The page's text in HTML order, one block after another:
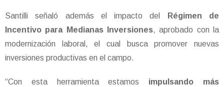
Santilli señaló además el impacto del
Régimen de
Incentivo para Medianas Inversiones, aprobado con la
modernización laboral, el cual busca promover nuevas
inversiones productivas en el campo.
“Con esta herramienta estamos impulsando más